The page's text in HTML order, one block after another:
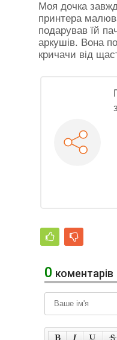
Моя дочка
принтера
подарував їй
аркушів. Вона
кричачи від
0 коментарів